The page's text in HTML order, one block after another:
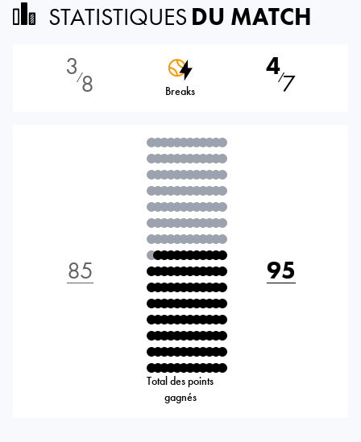
STATISTIQUES DU MATCH
3⁄8 Breaks
4⁄7
85
Total des points
gagnés
95